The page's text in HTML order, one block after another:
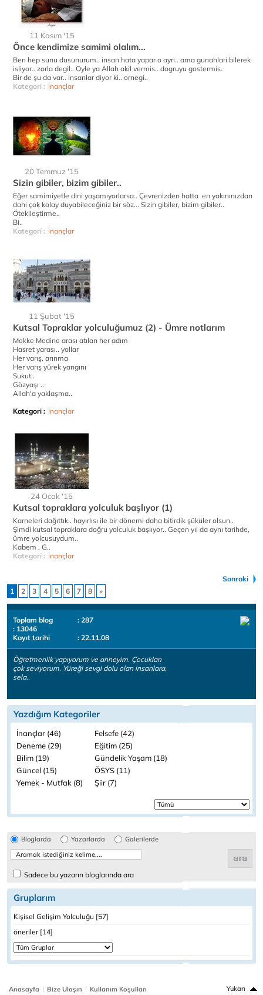
11 Kasım '15
Önce kendimize samimi olalım...
Ben hep sunu dusunurum.. insan hata yapar o ayri.. ama gunahlari bilerek
isliyor.. zorla degil.. Oyle ya Allah akil vermis.. dogruyu gostermis.
Bir de şu da var.. insanlar diyor ki.. ornegi..
Kategori : İnançlar
20 Temmuz '15
Sizin gibiler, bizim gibiler..
Eğer samimiyetle dini yaşamıyorlarsa.. Çevrenizden hatta en yakınınızdan
dahi çok kolay duyabileceğiniz bir söz... Sizin gibiler, bizim gibiler..
Ötekileştirme..
Bi..
Kategori : İnançlar
11 Şubat '15
Kutsal Topraklar yolculuğumuz (2) - Ümre notlarım
Mekke Medine arası atılan her adım
Hasret yarası.. yollar
Her varış, arınma
Her varış yürek yangını
Sukut..
Gözyaşı ..
Allah'a yaklaşma..
Kategori : İnançlar
24 Ocak '15
Kutsal topraklara yolculuk başlıyor (1)
Karneleri dağıttık.. hayırlısı ile bir dönemi daha bitirdik şüküler olsun..
Şimdi kutsal topraklara doğru yolculuk başlıyor.. Geçen yıl da aynı tarihde,
ümre yolcusuydum..
Kabem , G..
Kategori : İnançlar
Sonraki
1
2 3 4 5 6 7 8 »
Toplam blog
: 287
: 13046
Kayıt tarihi
: 22.11.08
Öğretmenlik yapıyorum ve anneyim. Çocukları
çok seviyorum. Yüreği sevgi dolu olan insanlara,
sela..
Yazdığım Kategoriler
İnançlar (46)
Felsefe (42)
Deneme (29)
Eğitim (25)
Bilim (19)
Gündelik Yaşam (18)
Güncel (15)
ÖSYS (11)
Yemek - Mutfak (8)
Şiir (7)
Bloglarda Yazarlarda Galerilerde
Sadece bu yazarın bloglarında ara
Gruplarım
Kişisel Gelişim Yolculuğu [57]
öneriler [14]
Anasayfa | Bize Ulaşın | Kullanım Koşulları Yukarı